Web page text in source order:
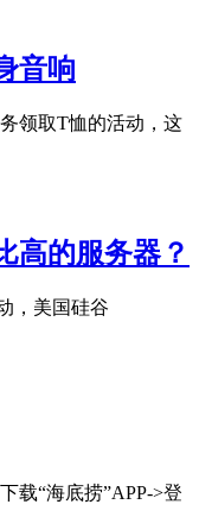
音响
领取T恤的活动，这
高的服务器？
，美国硅谷
载“海底捞”APP->登